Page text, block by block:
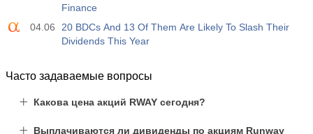
Finance
04.06
20 BDCs And 13 Of Them Are Likely To Slash Their
Dividends This Year
Часто задаваемые вопросы
Какова цена акций RWAY сегодня?
Выплачиваются ли дивиденды по акциям Runway